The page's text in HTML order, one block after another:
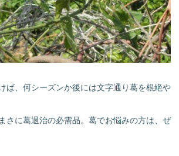
ば、何シーズンか後には文字通り葛を根絶や
さに葛退治の必需品。葛でお悩みの方は、ぜ